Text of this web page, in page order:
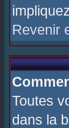
Revenir
Toutes
dans la